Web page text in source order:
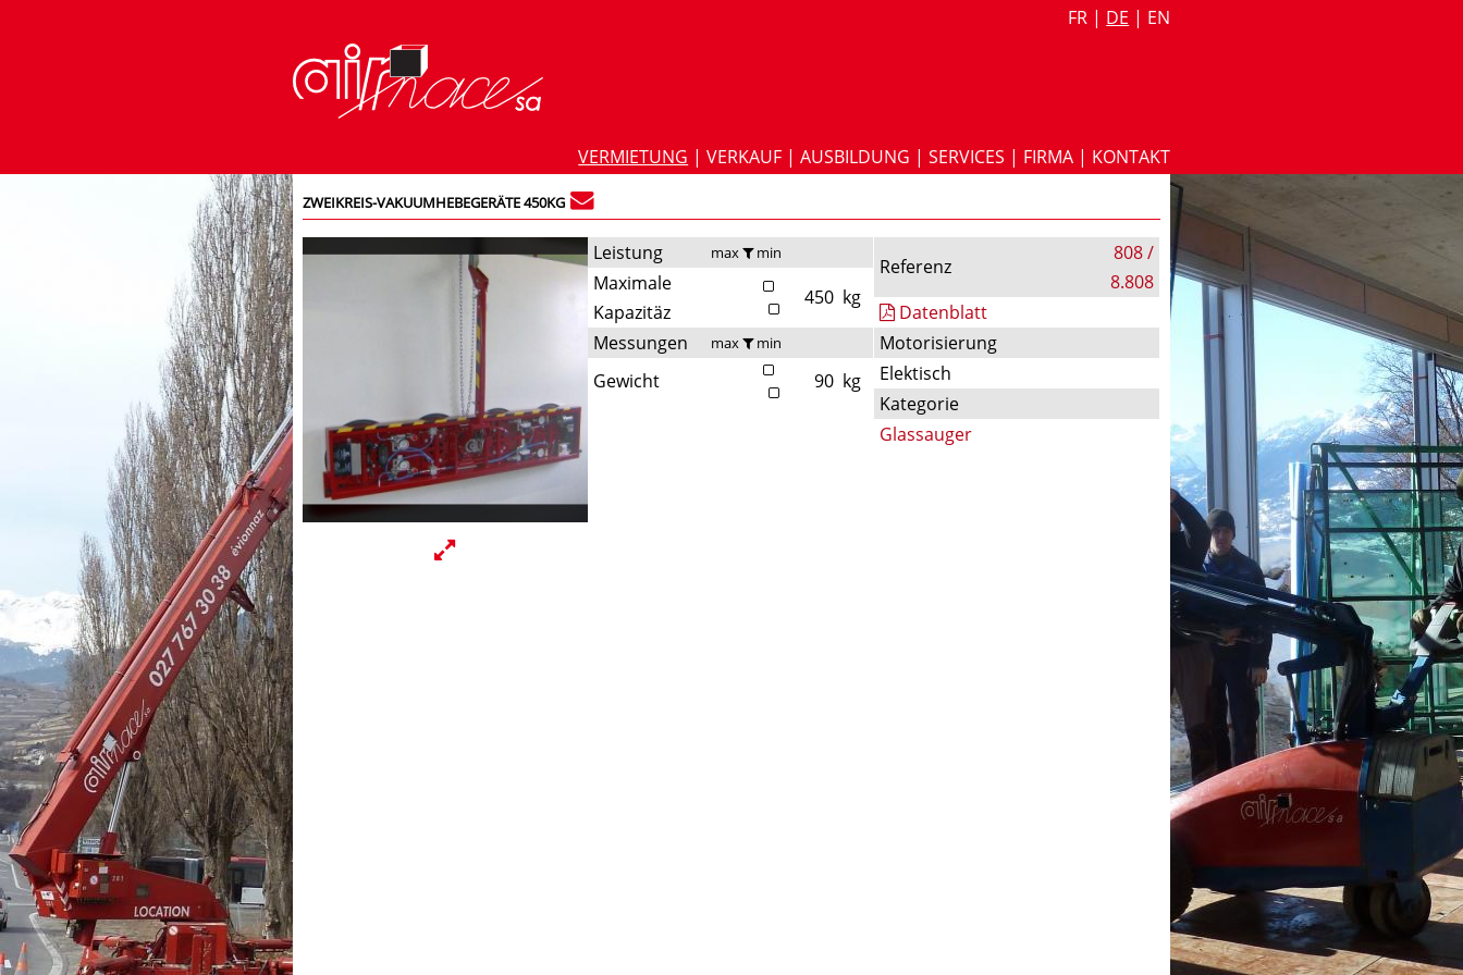
FR | DE | EN
VERMIETUNG |VERKAUF |AUSBILDUNG |SERVICES | FIRMA | KONTAKT
ZWEIKREIS-VAKUUMHEBEGERÄTE 450KG
Leistung max min
Maximale
Kapazitäz
450 kg
Messungen
max min
Gewicht 90 kg
Referenz
808 /
8.808
Datenblatt
Motorisierung
Elektisch
Kategorie
Glassauger